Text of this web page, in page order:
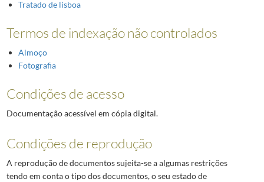
Tratado de lisboa
Termos de indexação não controlados
Almoço
Fotografia
Condições de acesso
Documentação acessível em cópia digital.
Condições de reprodução
A reprodução de documentos sujeita-se a algumas restrições
tendo em conta o tipo dos documentos, o seu estado de